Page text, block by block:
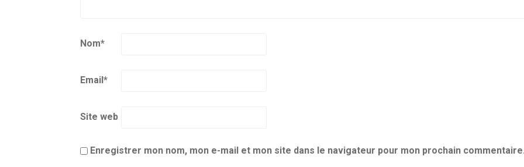
Nom*
Email *
Site web
Enregistrer mon nom, mon e-mail et mon site dans le navigateur pour mon prochain